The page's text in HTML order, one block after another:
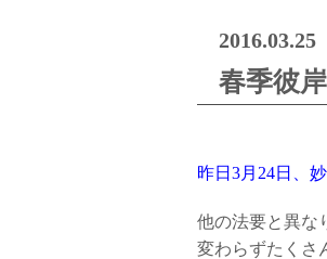
2016.03.25
春季彼
昨日3月24日、
他の法要と異な
変わらずたくさ